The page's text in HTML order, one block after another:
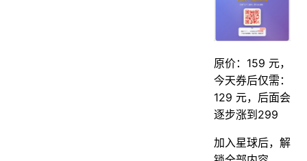
原价：159 元，
今天券后仅需：
129 元，后面会
逐步涨到299
加入星球后，解